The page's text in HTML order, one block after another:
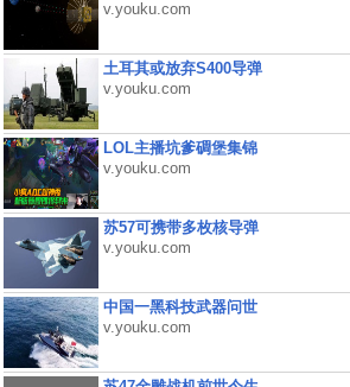
v.youku.com
土耳其或放弃S400导弹
v.youku.com
LOL主播坑爹碉堡集锦
v.youku.com
苏57可携带多枚核导弹
v.youku.com
中国一黑科技武器问世
v.youku.com